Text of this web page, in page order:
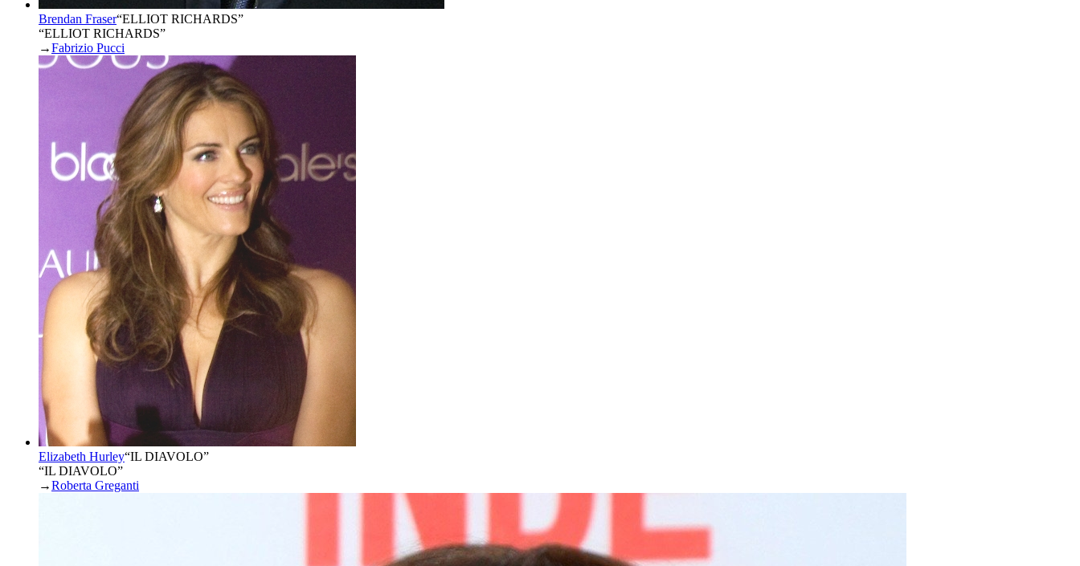
Brendan Fraser“ELLIOT RICHARDS”
“ELLIOT RICHARDS”
→Fabrizio Pucci
Elizabeth Hurley“IL DIAVOLO”
“IL DIAVOLO”
→Roberta Greganti